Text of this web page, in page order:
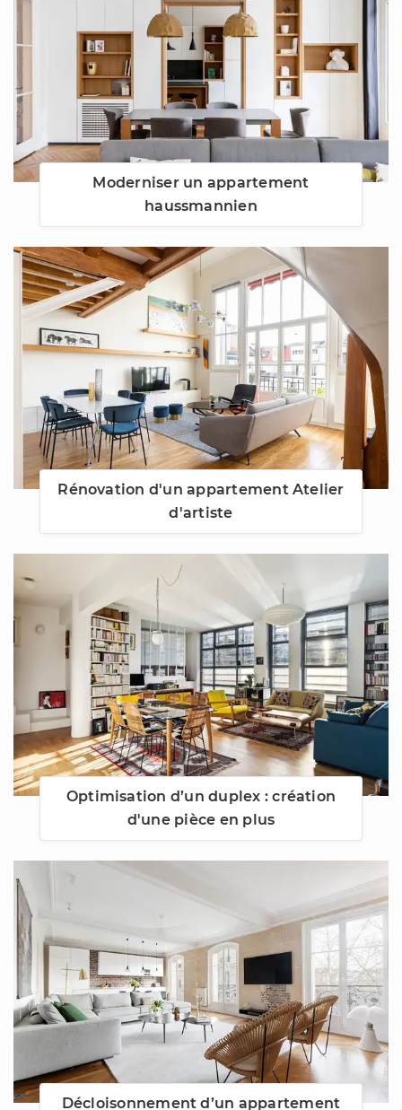
Moderniser un appartement
haussmannien
Rénovation d'un appartement Atelier
d'artiste
Optimisation d’un duplex : création
d'une pièce en plus
Décloisonnement d’un appartement